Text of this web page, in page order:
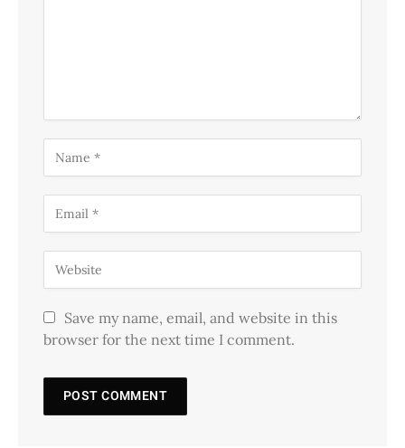
Save my name, email, and website in this
browser for the next time I comment.